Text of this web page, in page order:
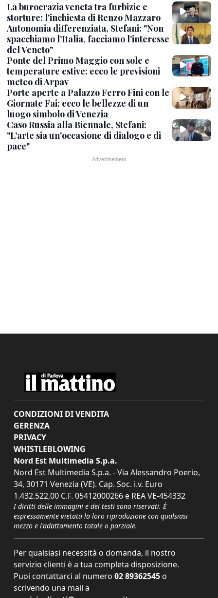
La burocrazia veneta tra furbizie e
storture: l'inchiesta di Renzo Mazzaro
Autonomia differenziata, Stefani: "Non
spacchiamo l’Italia, facciamo l’interesse
del Veneto"
Ponte del Primo Maggio con sole e
temperature estive: ecco le previsioni
meteo di Arpav
Porte aperte a Palazzo Ferro Fini con le
Giornate Fai: ecco le bellezze di un
luogo simbolo di Venezia
Caso Russia alla Biennale, Stefani:
"L'arte sia un'occasione di dialogo e di
pace"
CONDIZIONI DI VENDITA
GERENZA
PRIVACY
WHISTLEBLOWING
Nord Est Multimedia S.p.a.
Nord Est Multimedia S.p.a. - Via Alessandro Poerio,
34, 30171 Venezia (VE). Cap. Soc. i.v. Euro
1.432.522,00 C.F. 05412000266 e REA VE-454332
I diritti delle immagini e dei testi sono riservati. È
espressamente vietata la loro riproduzione con qualsiasi
mezzo e l'adattamento totale o parziale.
Per qualsiasi necessità o domanda, il nostro
servizio clienti è a tua completa disposizione.
Puoi contattarci al numero 02 89362545 o
scrivendo una mail a